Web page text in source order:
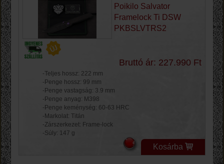
Poikilo Salvator
Framelock Ti DSW
PKBSLVTRS2
Bruttó ár: 227.990 Ft
-Teljes hossz: 222 mm
-Penge hossz: 99 mm
-Penge vastagság: 3.9 mm
-Penge anyag: M398
-Penge keménység: 60-63 HRC
-Markolat: Titán
-Zárszerkezet: Frame-lock
-Súly: 147 g
Kosárba